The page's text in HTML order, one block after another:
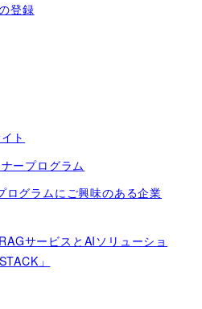
登録
ト
ープログラム
ログラムにご興味のある企業
サービスとAIソリューショ
」